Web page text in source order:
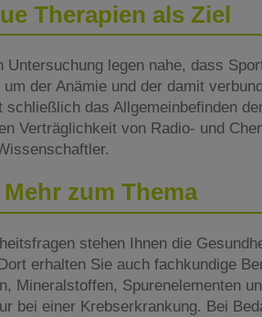
Therapien als Ziel
legen nahe, dass
der Anämie und der damit
das Allgemeinbefinden
Verträglichkeit von Radio- und
Mehr zum Thema
stehen Ihnen die
erhalten Sie auch fachkundige
Mineralstoffen, Spurenelementen
bei einer Krebserkrankung. Bei